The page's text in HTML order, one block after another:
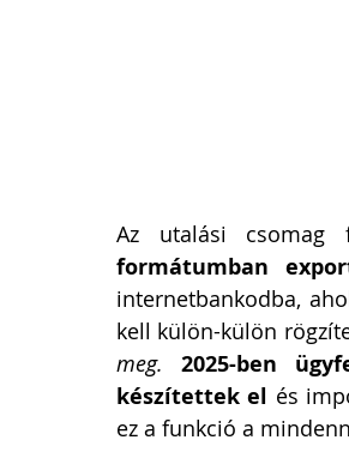
Az utalási csomag
formátumban
internetbankodba,
kell külön-külön
meg.
2025-ben
készítettek el és
ez a funkció a